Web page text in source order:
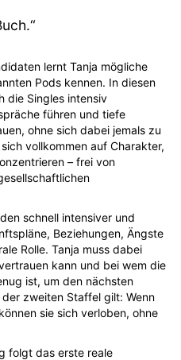
lernt Tanja mögliche
Pods kennen. In diesen
die Singles intensiv
führen und tiefe
ohne sich dabei jemals zu
vollkommen auf Charakter,
– frei von
schnell intensiver und
Beziehungen, Ängste
Rolle. Tanja muss dabei
kann und bei wem die
ist, um den nächsten
zweiten Staffel gilt: Wenn
sie sich verloben, ohne
folgt das erste reale